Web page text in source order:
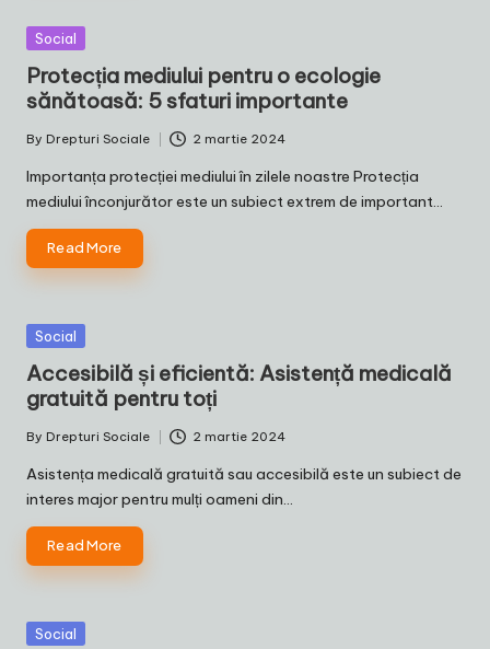
Posted
Social
Protecția mediului pentru o ecologie
sănătoasă: 5 sfaturi importante
Posted
by
By Drepturi Sociale 2 martie 2024
Importanța protecției mediului în zilele noastre Protecția
mediului înconjurător este un subiect extrem de important…
Read More
Posted
Social
Accesibilă și eficientă: Asistență medicală
gratuită pentru toți
Posted
by
By Drepturi Sociale 2 martie 2024
Asistența medicală gratuită sau accesibilă este un subiect de
interes major pentru mulți oameni din…
Read More
Posted
Social